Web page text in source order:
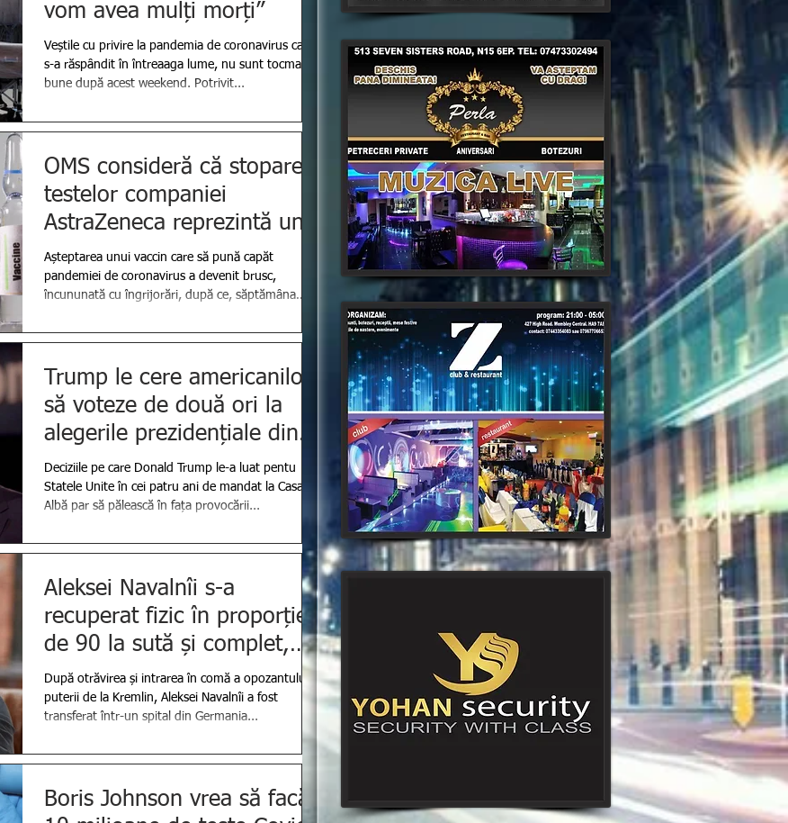
vom avea mulți morți”
Veștile cu privire la pandemia de coronavirus care
s-a răspândit în întreaaga lume, nu sunt tocmai
bune după acest weekend. Potrivit...
OMS consideră că stoparea
testelor companiei
AstraZeneca reprezintă un
apel de trezire, însă nu ar t
Așteptarea unui vaccin care să pună capăt
pandemiei de coronavirus a devenit brusc,
încununată cu îngrijorări, după ce, săptămâna
Trump le cere americanilor
să voteze de două ori la
alegerile prezidențiale din 3
noiembrie
Deciziile pe care Donald Trump le-a luat pentu
Statele Unite în cei patru ani de mandat la Casa
Albă par să pălească în fața provocării...
Aleksei Navalnîi s-a
recuperat fizic în proporție
de 90 la sută și complet,
din punct de vedere psih
După otrăvirea și intrarea în comă a opozantului
puterii de la Kremlin, Aleksei Navalnîi a fost
transferat într-un spital din Germania...
Boris Johnson vrea să facă